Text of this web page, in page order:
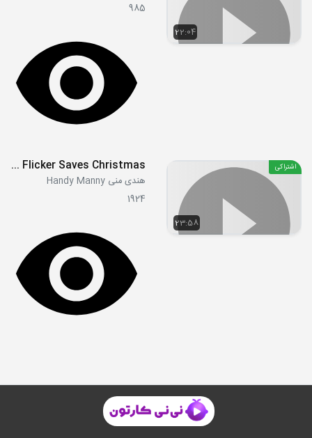
22:04
985
23:58
اشتراکی S03E17 - Flicker Saves Christmas
هندی منی Handy Manny
1924